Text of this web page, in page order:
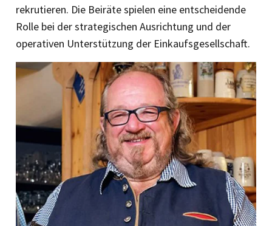
rekrutieren. Die Beiräte spielen eine entscheidende
Rolle bei der strategischen Ausrichtung und der
operativen Unterstützung der Einkaufsgesellschaft.